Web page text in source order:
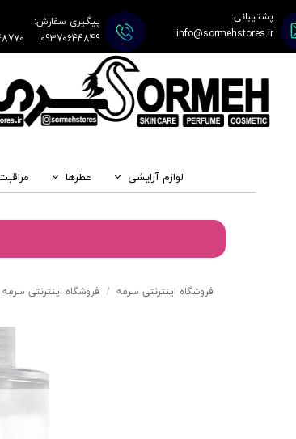
پشتیبانی:
info@sormehstores.ir
پیگیری سفارش:
09370644849
لوازم آرایشی عطرها
فروشگاه اینترنتی سرمه فروشگاه اینترنتی سرمه